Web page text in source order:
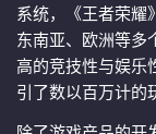
系统，《王者荣耀
东南亚、欧洲等多
高的竞技性与娱乐
引了数以百万计的